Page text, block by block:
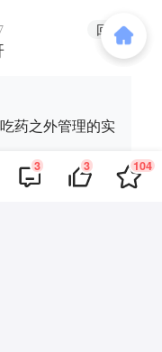
回复
药之外管理的实
3 3 104